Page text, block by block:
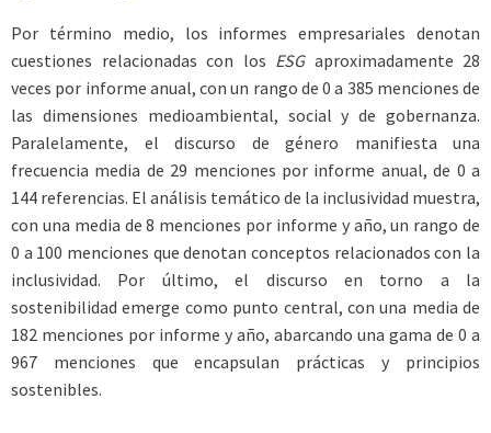
Por término medio, los informes empresariales denotan
cuestiones relacionadas con los ESG aproximadamente 28
veces por informe anual, con un rango de 0 a 385 menciones de
las dimensiones medioambiental, social y de gobernanza.
Paralelamente, el discurso de género manifiesta una
frecuencia media de 29 menciones por informe anual, de 0 a
144 referencias. El análisis temático de la inclusividad muestra,
con una media de 8 menciones por informe y año, un rango de
0 a 100 menciones que denotan conceptos relacionados con la
inclusividad. Por último, el discurso en torno a la
sostenibilidad emerge como punto central, con una media de
182 menciones por informe y año, abarcando una gama de 0 a
967 menciones que encapsulan prácticas y principios
sostenibles.